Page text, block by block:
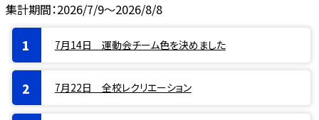
集計期間：2026/7/9～2026/8/8
7月14日 運動会チーム色を決めました
7月22日 全校レクリエーション